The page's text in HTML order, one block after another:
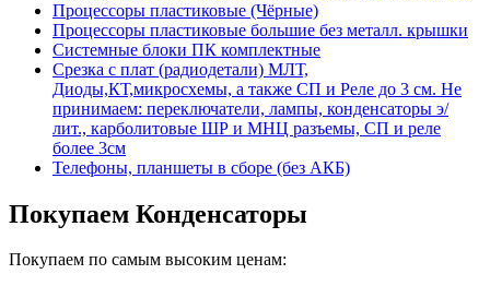
Процессоры пластиковые (Чёрные)
Процессоры пластиковые большие без металл. крышки
Системные блоки ПК комплектные
Срезка с плат (радиодетали) МЛТ,
Диоды,КТ,микросхемы, а также СП и Реле до 3 см. Не
принимаем: переключатели, лампы, конденсаторы э/
лит., карболитовые ШР и МНЦ разъемы, СП и реле
более 3см
Телефоны, планшеты в сборе (без АКБ)
Покупаем Конденсаторы
Покупаем по самым высоким ценам: